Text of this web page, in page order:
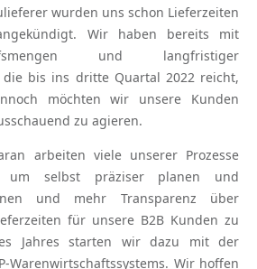
wurden uns schon Lieferzeiten
Wir haben bereits mit
und langfristiger
die bis ins dritte Quartal 2022 reicht,
möchten wir unsere Kunden
zu agieren.
arbeiten viele unserer Prozesse
um selbst präziser planen und
und mehr Transparenz über
für unsere B2B Kunden zu
Jahres starten wir dazu mit der
Warenwirtschaftssystems. Wir hoffen